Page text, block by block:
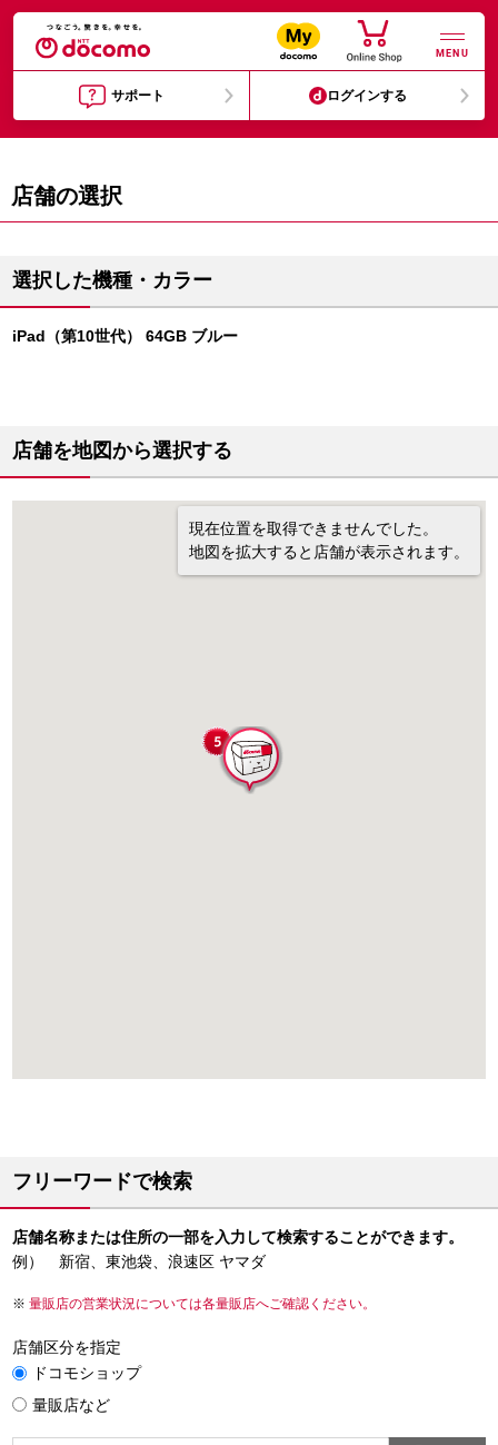
MENU
サポート ログインする
店舗の選択
選択した機種・カラー
iPad（第10世代） 64GB ブルー
店舗を地図から選択する
現在位置を取得できませんでした。
地図を拡大すると店舗が表示されます。
フリーワードで検索
店舗名称または住所の一部を入力して検索することができます。
例） 新宿、東池袋、浪速区 ヤマダ
量販店の営業状況については各量販店へご確認ください。
店舗区分を指定
ドコモショップ
量販店など